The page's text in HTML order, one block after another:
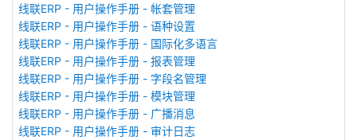
线联ERP - 用户操作手册 - 帐套管理
线联ERP - 用户操作手册 - 语种设置
线联ERP - 用户操作手册 - 国际化多语言
线联ERP - 用户操作手册 - 报表管理
线联ERP - 用户操作手册 - 字段名管理
线联ERP - 用户操作手册 - 模块管理
线联ERP - 用户操作手册 - 广播消息
线联ERP - 用户操作手册 - 审计日志